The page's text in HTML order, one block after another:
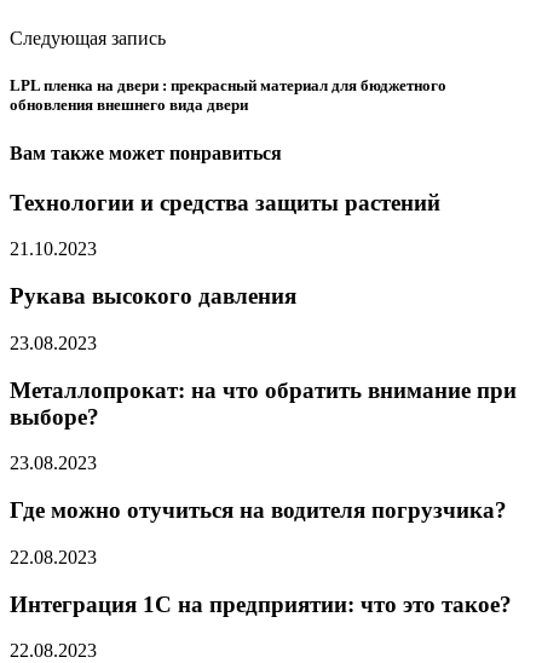
Следующая запись
LPL пленка на двери : прекрасный материал для бюджетного
обновления внешнего вида двери
Вам также может понравиться
Технологии и средства защиты растений
21.10.2023
Рукава высокого давления
23.08.2023
Металлопрокат: на что обратить внимание при
выборе?
23.08.2023
Где можно отучиться на водителя погрузчика?
22.08.2023
Интеграция 1С на предприятии: что это такое?
22.08.2023